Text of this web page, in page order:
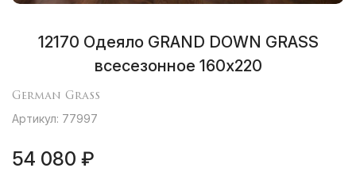
12170 Одеяло GRAND DOWN GRASS
всесезонное 160х220
German Grass
Артикул: 77997
54 080 ₽